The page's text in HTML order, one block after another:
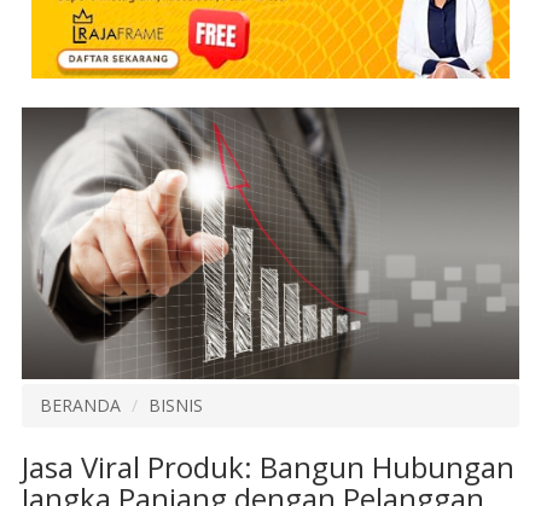
BERANDA BISNIS
Jasa Viral Produk: Bangun Hubungan
Jangka Panjang dengan Pelanggan